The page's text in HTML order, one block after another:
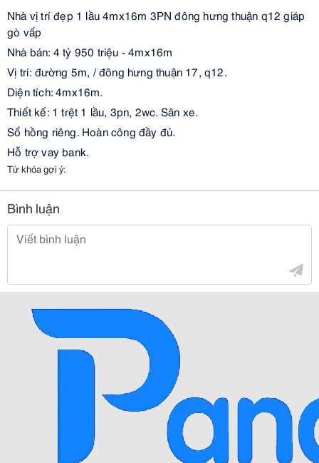
Nhà vị trí đẹp 1 lầu 4mx16m 3PN đông hưng thuận q12 giáp
gò vấp
Nhà bán: 4 tỷ 950 triệu - 4mx16m
Vị trí: đường 5m, / đông hưng thuận 17, q12.
Diện tích: 4mx16m.
Thiết kế: 1 trệt 1 lầu, 3pn, 2wc. Sân xe.
Sổ hồng riêng. Hoàn công đầy đủ.
Hỗ trợ vay bank.
Từ khóa gợi ý:
Bình luận